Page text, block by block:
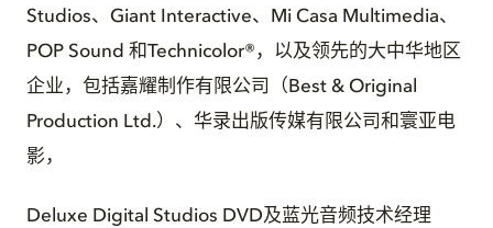
Studios、Giant Interactive、Mi Casa Multimedia、
POP Sound 和Technicolor®，以及领先的大中华地区
企业，包括嘉耀制作有限公司（Best & Original
Production Ltd.）、华录出版传媒有限公司和寰亚电
影，
Deluxe Digital Studios DVD及蓝光音频技术经理